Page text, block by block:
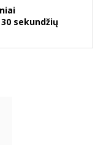
sekundžių